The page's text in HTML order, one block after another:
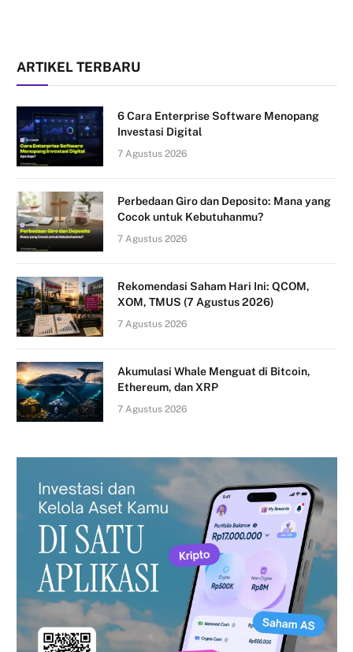
ARTIKEL TERBARU
6 Cara Enterprise Software Menopang
Investasi Digital
7 Agustus 2026
Perbedaan Giro dan Deposito: Mana yang
Cocok untuk Kebutuhanmu?
7 Agustus 2026
Rekomendasi Saham Hari Ini: QCOM,
XOM, TMUS (7 Agustus 2026)
7 Agustus 2026
Akumulasi Whale Menguat di Bitcoin,
Ethereum, dan XRP
7 Agustus 2026